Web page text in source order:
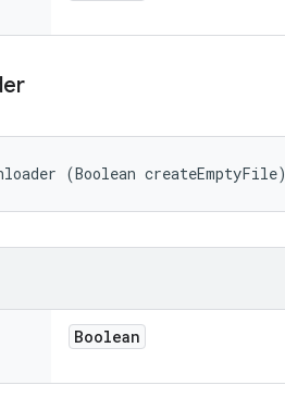
(Boolean createEmptyFile)
Boolean